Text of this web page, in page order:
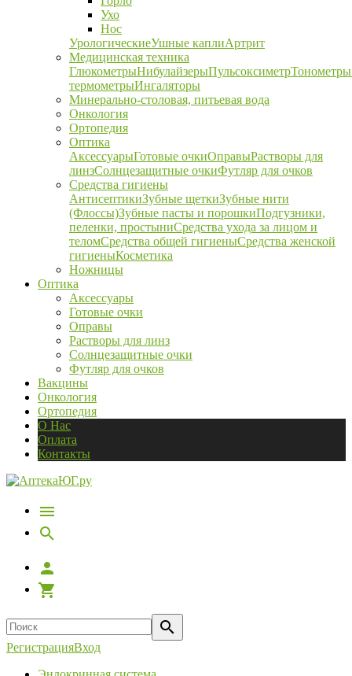
Ухо
Нос
УрологическиеУшные каплиАртрит
Медицинская техника
ГлюкометрыНибулайзерыПульсоксиметрТонометры
термометрыИнгаляторы
Минерально-столовая, питьевая вода
Онкология
Ортопедия
Оптика
АксессуарыГотовые очкиОправыРастворы для
линзСолнцезащитные очкиФутляр для очков
Средства гигиены
АнтисептикиЗубные щеткиЗубные нити
(Флоссы)Зубные пасты и порошкиПодгузники,
пеленки, простыниСредства ухода за лицом и
теломСредства общей гигиеныСредства женской
гигиеныКосметика
Ножницы
Оптика
Аксессуары
Готовые очки
Оправы
Растворы для линз
Солнцезащитные очки
Футляр для очков
Вакцины
Онкология
Ортопедия
О Нас
Оплата
Контакты
РегистрацияВход